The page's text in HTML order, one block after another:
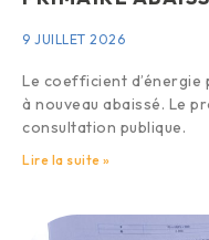
9 JUILLET 2026
Le coefficient d’énergie
à nouveau abaissé. Le
consultation publique.
Lire la suite »